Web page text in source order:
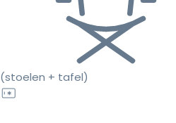
(stoelen + tafel)